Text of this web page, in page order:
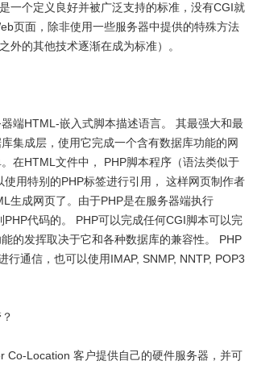
一个定义良好并被广泛支持的标准，没有CGI就
页面，除非使用一些服务器中提供的特殊方法
外的其他技术逐渐在成为标准）。
HTML-嵌入式脚本描述语言。 其最强大和最
集成层，使用它完成一个含有数据库功能的网
在HTML文件中， PHP脚本程序（语法类似于
使用特别的PHP标签进行引用， 这样网页制作者
生成网页了。由于PHP是在服务器端执行
PHP代码的。 PHP可以完成任何CGI脚本可以完
的发挥取决于它和各种数据库的兼容性。 PHP
行通信，也可以使用IMAP, SNMP, NNTP, POP3
Location 客户提供自己的硬件服务器，并可